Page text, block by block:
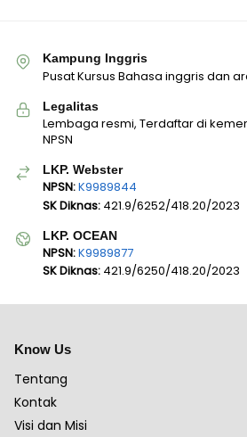
Kampung Inggris
Pusat Kursus Bahasa inggris dan
Legalitas
Lembaga resmi, Terdaftar di
NPSN
LKP. Webster
NPSN:K9989844
SK Diknas: 421.9/6252/418.20/2023
LKP. OCEAN
NPSN:K9989877
SK Diknas: 421.9/6250/418.20/2023
Know Us
Tentang
Kontak
Visi dan Misi